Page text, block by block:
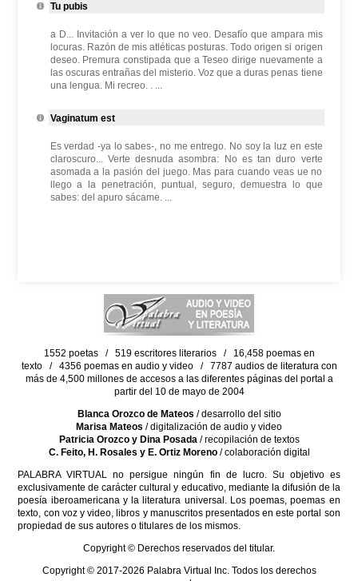
Tu pubis
a D... Invitación a ver lo que no veo. Desafío que ampara mis
locuras. Razón de mis atléticas posturas. Todo origen si origen
deseo. Premura constipada que a Teseo dirige nuevamente a
las oscuras entrañas del misterio. Voz que a duras penas tiene
una lengua. Mi recreo. . ...
Vaginatum est
Es verdad -ya lo sabes-, no me entrego. No soy la luz en este
claroscuro... Verte desnuda asombra: No es tan duro verte
asomada a la pasión del juego. Mas para cuando veas ue no
llego a la penetración, puntual, seguro, demuestra lo que
sabes: del apuro sácame. ...
1552 poetas / 519 escritores literarios / 16,458 poemas en
texto / 4356 poemas en audio y video / 7787 audios de literatura con
más de 4,500 millones de accesos a las diferentes páginas del portal a
partir del 10 de mayo de 2004
Blanca Orozco de Mateos / desarrollo del sitio
Marisa Mateos / digitalización de audio y video
Patricia Orozco y Dina Posada/ recopilación de textos
C. Feito, H. Rosales y E. Ortiz Moreno/ colaboración digital
PALABRA VIRTUAL no persigue ningún fin de lucro. Su objetivo es
exclusivamente de carácter cultural y educativo, mediante la difusión de la
poesía iberoamericana y la literatura universal. Los poemas, poemas en
texto, con voz y video, libros y manuscritos presentados en este portal son
propiedad de sus autores o titulares de los mismos.
Copyright © Derechos reservados del titular.
Copyright © 2017-2026 Palabra Virtual Inc. Todos los derechos